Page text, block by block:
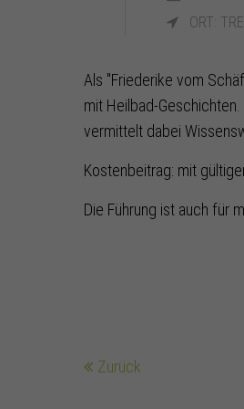
ORT:
Als "Friederike vom
mit Heilbad-
vermittelt dabei
Kostenbeitrag: mit
Die Führung ist auch für
Zurück